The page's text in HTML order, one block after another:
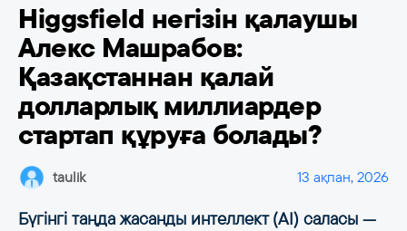
Higgsfield негізін қалаушы
Алекс Машрабов:
Қазақстаннан қалай
долларлық миллиардер
стартап құруға болады?
taulik 13 ақпан, 2026
Бүгінгі таңда жасанды интеллект (AI) саласы —